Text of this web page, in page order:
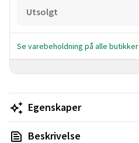
Utsolgt
Se varebeholdning på alle butikker
Egenskaper
Beskrivelse